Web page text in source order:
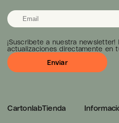
¡Suscribete a nuestra
actualizaciones directamente en
CartonlabTienda